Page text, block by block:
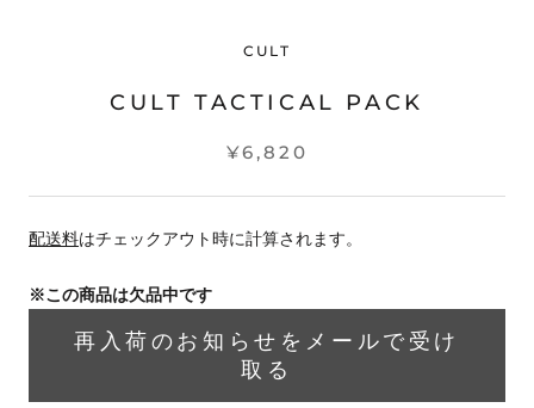
CULT
CULT TACTICAL PACK
¥6,820
配送料はチェックアウト時に計算されます。
※この商品は欠品中です
再入荷のお知らせをメールで受け
取る